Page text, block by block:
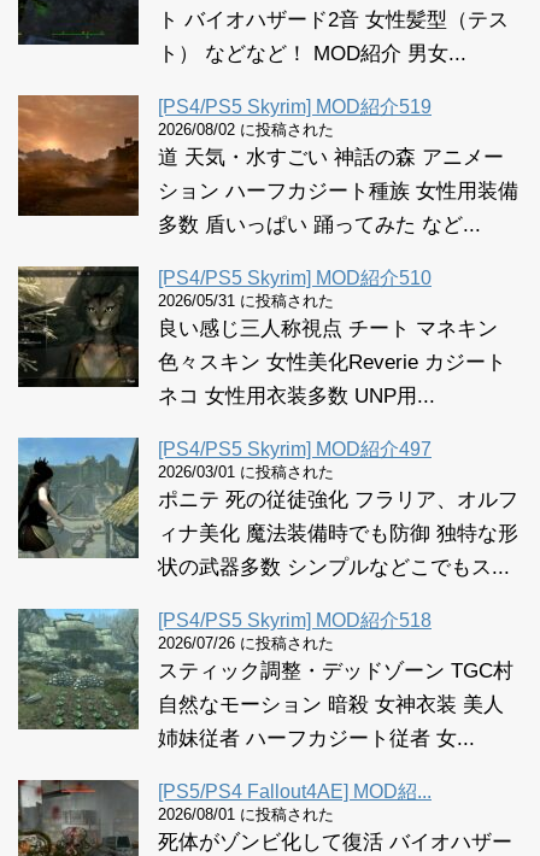
ト バイオハザード2音 女性髪型（テス
ト） などなど！ MOD紹介 男女...
[PS4/PS5 Skyrim] MOD紹介519
2026/08/02 に投稿された
道 天気・水すごい 神話の森 アニメー
ション ハーフカジート種族 女性用装備
多数 盾いっぱい 踊ってみた など...
[PS4/PS5 Skyrim] MOD紹介510
2026/05/31 に投稿された
良い感じ三人称視点 チート マネキン
色々スキン 女性美化Reverie カジート
ネコ 女性用衣装多数 UNP用...
[PS4/PS5 Skyrim] MOD紹介497
2026/03/01 に投稿された
ポニテ 死の従徒強化 フラリア、オルフ
ィナ美化 魔法装備時でも防御 独特な形
状の武器多数 シンプルなどこでもス...
[PS4/PS5 Skyrim] MOD紹介518
2026/07/26 に投稿された
スティック調整・デッドゾーン TGC村
自然なモーション 暗殺 女神衣装 美人
姉妹従者 ハーフカジート従者 女...
[PS5/PS4 Fallout4AE] MOD紹...
2026/08/01 に投稿された
死体がゾンビ化して復活 バイオハザー